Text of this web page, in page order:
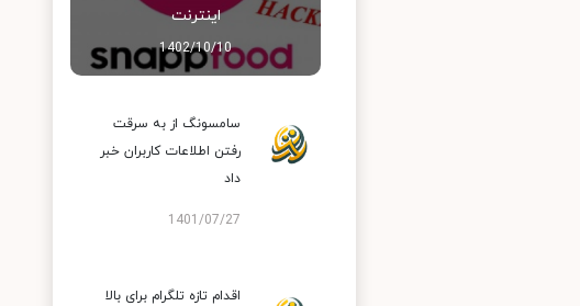
اینترنت
1402/10/10
سامسونگ از به سرقت
رفتن اطلاعات کاربران خبر
داد
1401/07/27
اقدام تازه تلگرام برای بالا